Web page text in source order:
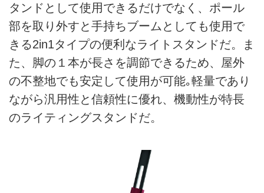
タンドとして使用できるだけでなく、ポール
部を取り外すと手持ちブームとしても使用で
きる2in1タイプの便利なライトスタンドだ。ま
た、脚の１本が長さを調節できるため、屋外
の不整地でも安定して使用が可能｡軽量であり
ながら汎用性と信頼性に優れ、機動性が特長
のライティングスタンドだ。